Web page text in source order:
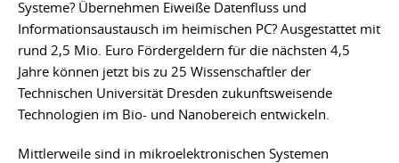
Systeme? Übernehmen Eiweiße Datenfluss und
Informationsaustausch im heimischen PC? Ausgestattet mit
rund 2,5 Mio. Euro Fördergeldern für die nächsten 4,5
Jahre können jetzt bis zu 25 Wissenschaftler der
Technischen Universität Dresden zukunftsweisende
Technologien im Bio- und Nanobereich entwickeln.
Mittlerweile sind in mikroelektronischen Systemen